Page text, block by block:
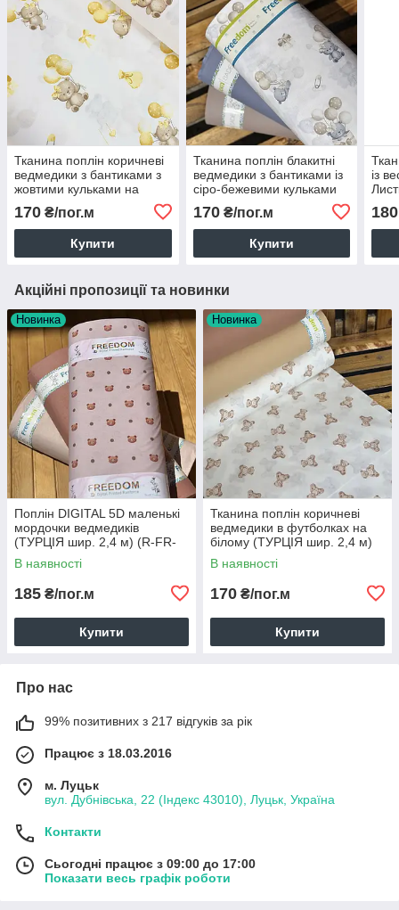
Тканина поплін коричневі
ведмедики з бантиками з
жовтими кульками на
білому (ТУРЦІЯ шир. 2,4
м) (R-FR-0867)
170 ₴/пог.м
Купити
Тканина поплін блакитні
ведмедики з бантиками із
сіро-бежевими кульками
на білому (ТУРЦІЯ шир.
2,4 м) (R-FR-0865)
170₴/пог.м
Купити
із
180
Акційні пропозиції та новинки
Новинка
Поплін DIGITAL 5D маленькі
мордочки ведмедиків
(ТУРЦІЯ шир. 2,4 м) (R-FR-
0893)
В наявності
185 ₴/пог.м
Купити
Новинка
Тканина поплін коричневі
ведмедики в футболках на
білому (ТУРЦІЯ шир. 2,4 м)
(R-FR-0889)
В наявності
170 ₴/пог.м
Купити
Про нас
99% позитивних з 217 відгуків за рік
Працює з 18.03.2016
м. Луцьк
вул. Дубнівська, 22 (Індекс 43010), Луцьк, Україна
Контакти
Сьогодні працює з 09:00 до 17:00
Показати весь графік роботи